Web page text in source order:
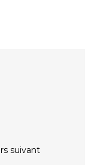
suivant